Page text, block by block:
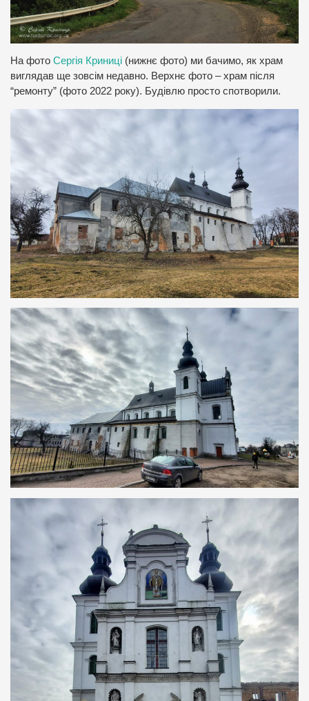
На фото Сергія Криниці (нижнє фото) ми бачимо, як храм
виглядав ще зовсім недавно. Верхнє фото – храм після
“ремонту” (фото 2022 року). Будівлю просто спотворили.